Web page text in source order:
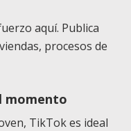
aquí. Publica
procesos de
momento
TikTok es ideal